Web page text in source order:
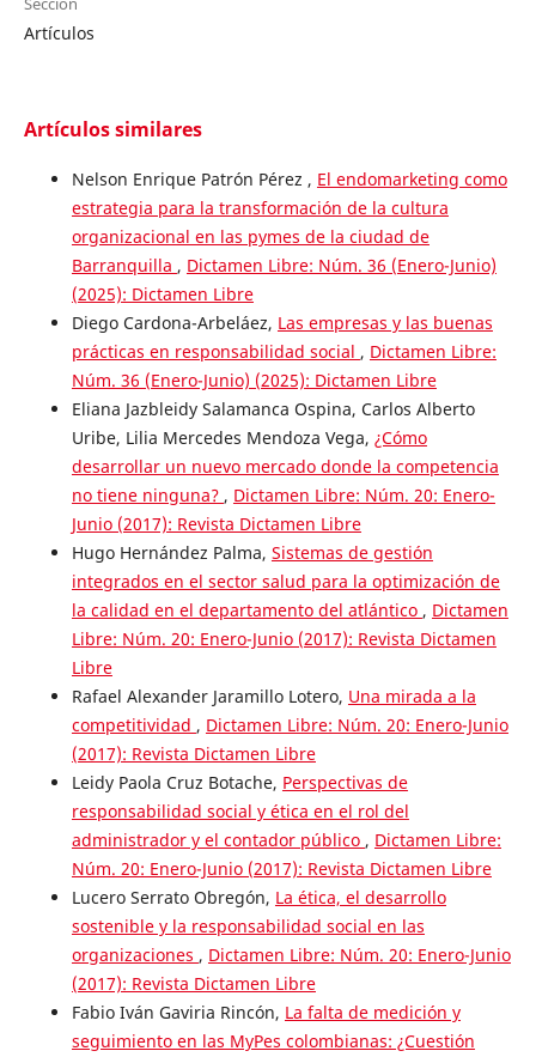
Artículos
Artículos similares
Nelson Enrique Patrón Pérez , El endomarketing como
estrategia para la transformación de la cultura
organizacional en las pymes de la ciudad de
Barranquilla , Dictamen Libre: Núm. 36 (Enero-Junio)
(2025): Dictamen Libre
Diego Cardona-Arbeláez, Las empresas y las buenas
prácticas en responsabilidad social , Dictamen Libre:
Núm. 36 (Enero-Junio) (2025): Dictamen Libre
Eliana Jazbleidy Salamanca Ospina, Carlos Alberto
Uribe, Lilia Mercedes Mendoza Vega, ¿Cómo
desarrollar un nuevo mercado donde la competencia
no tiene ninguna? , Dictamen Libre: Núm. 20: Enero-
Junio (2017): Revista Dictamen Libre
Hugo Hernández Palma, Sistemas de gestión
integrados en el sector salud para la optimización de
la calidad en el departamento del atlántico , Dictamen
Libre: Núm. 20: Enero-Junio (2017): Revista Dictamen
Libre
Rafael Alexander Jaramillo Lotero, Una mirada a la
competitividad , Dictamen Libre: Núm. 20: Enero-Junio
(2017): Revista Dictamen Libre
Leidy Paola Cruz Botache, Perspectivas de
responsabilidad social y ética en el rol del
administrador y el contador público , Dictamen Libre:
Núm. 20: Enero-Junio (2017): Revista Dictamen Libre
Lucero Serrato Obregón, La ética, el desarrollo
sostenible y la responsabilidad social en las
organizaciones , Dictamen Libre: Núm. 20: Enero-Junio
(2017): Revista Dictamen Libre
Fabio Iván Gaviria Rincón, La falta de medición y
seguimiento en las MyPes colombianas: ¿Cuestión